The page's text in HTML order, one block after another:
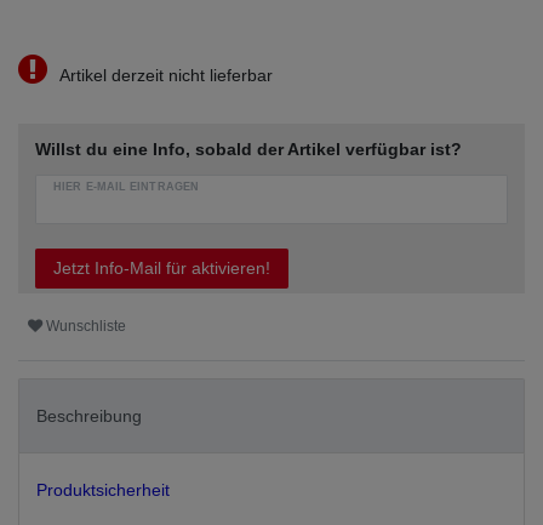
Artikel derzeit nicht lieferbar
Willst du eine Info, sobald der Artikel verfügbar ist?
HIER E-MAIL EINTRAGEN
Jetzt Info-Mail für aktivieren!
Wunschliste
Beschreibung
Produktsicherheit